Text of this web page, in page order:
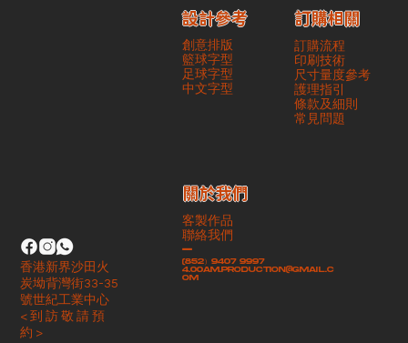
創意排版
籃球字型
足球字型
​中文字型
設計參考
訂購流程
印刷技術
尺寸量度參考
護理指引
條款及細則
​常見問題
訂購相關
客製作品
聯絡我們
-
(852）9407 9997
4.00am.production@gmail.c
om
​關於我們
香港新界沙田火
炭坳背灣街33-35
號世紀工業中心
< 到 訪 敬 請 預
約 >